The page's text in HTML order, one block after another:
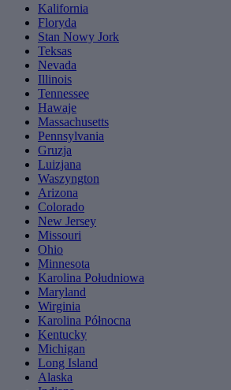
Kalifornia
Floryda
Stan Nowy Jork
Teksas
Nevada
Illinois
Tennessee
Hawaje
Massachusetts
Pennsylvania
Gruzja
Luizjana
Waszyngton
Arizona
Colorado
New Jersey
Missouri
Ohio
Minnesota
Karolina Południowa
Maryland
Wirginia
Karolina Północna
Kentucky
Michigan
Long Island
Alaska